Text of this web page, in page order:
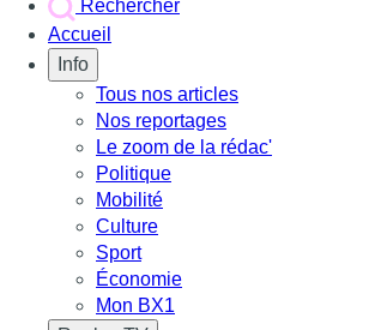
Rechercher
Accueil
Info
Tous nos articles
Nos reportages
Le zoom de la rédac'
Politique
Mobilité
Culture
Sport
Économie
Mon BX1